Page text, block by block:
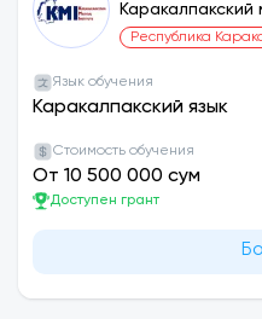
Каракалпакский
Республика
Язык обучения
Каракалпакский язык
Стоимость обучения
От 10 500 000 сум
Доступен грант